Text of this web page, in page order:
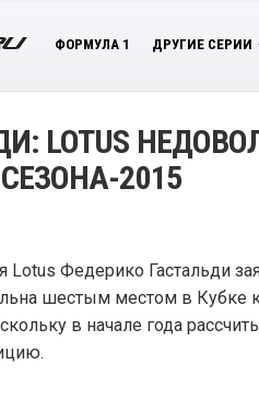
ФОРМУЛА 1 ДРУГИЕ СЕРИИ
LOTUS
2015
Lotus Федерико Гастальди
шестым местом в Кубке
в начале года